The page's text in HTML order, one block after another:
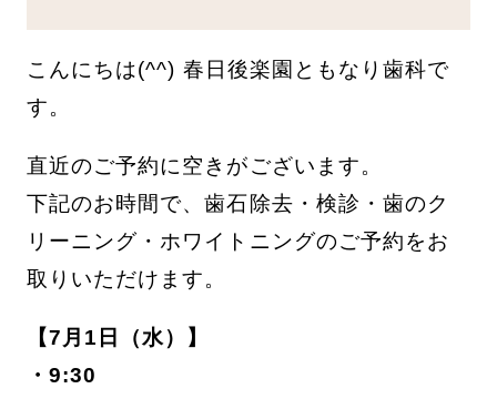
こんにちは(^^) 春日後楽園ともなり歯科で
す。
直近のご予約に空きがございます。
下記のお時間で、歯石除去・検診・歯のク
リーニング・ホワイトニングのご予約をお
取りいただけます。
【7月1日（水）】
・9:30